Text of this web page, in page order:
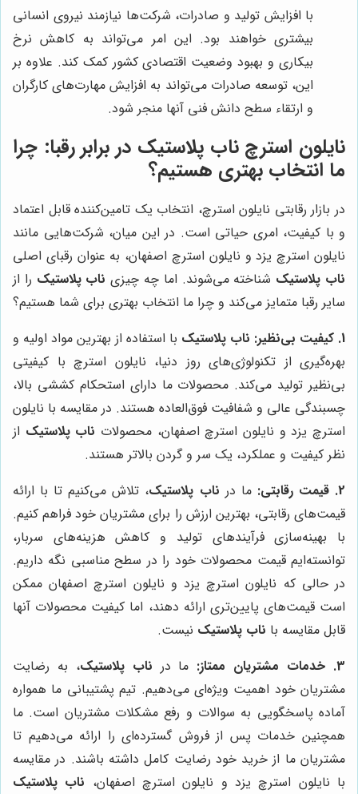
با افزایش تولید و صادرات، شرکت‌ها نیازمند نیروی انسانی
بیشتری خواهند بود. این امر می‌تواند به کاهش نرخ
بیکاری و بهبود وضعیت اقتصادی کشور کمک کند. علاوه بر
این، توسعه صادرات می‌تواند به افزایش مهارت‌های کارگران
و ارتقاء سطح دانش فنی آنها منجر شود.
نایلون استرچناب پلاستیک در برابر رقبا: چرا
ما انتخاب بهتری هستیم؟
در بازار رقابتی نایلون استرچ، انتخاب یک تامین‌کننده قابل اعتماد
و با کیفیت، امری حیاتی است. در این میان، شرکت‌هایی مانند
نایلون استرچ یزد و نایلون استرچ اصفهان، به عنوان رقبای اصلی
ناب پلاستیک شناخته می‌شوند. اما چه چیزی ناب پلاستیک را از
سایر رقبا متمایز می‌کند و چرا ما انتخاب بهتری برای شما هستیم؟
1. کیفیت بی‌نظیر:
ناب پلاستیک با استفاده از بهترین مواد اولیه و
بهره‌گیری از تکنولوژی‌های روز دنیا، نایلون استرچ با کیفیتی
بی‌نظیر تولید می‌کند. محصولات ما دارای استحکام کششی بالا،
چسبندگی عالی و شفافیت فوق‌العاده هستند. در مقایسه با نایلون
استرچ یزد و نایلون استرچ اصفهان، محصولات ناب پلاستیک از
نظر کیفیت و عملکرد، یک سر و گردن بالاتر هستند.
2. قیمت رقابتی:
ما در ناب پلاستیک، تلاش می‌کنیم تا با ارائه
قیمت‌های رقابتی، بهترین ارزش را برای مشتریان خود فراهم کنیم.
با بهینه‌سازی فرآیندهای تولید و کاهش هزینه‌های سربار،
توانسته‌ایم قیمت محصولات خود را در سطح مناسبی نگه داریم.
در حالی که نایلون استرچ یزد و نایلون استرچ اصفهان ممکن
است قیمت‌های پایین‌تری ارائه دهند، اما کیفیت محصولات آنها
قابل مقایسه با ناب پلاستیک نیست.
3. خدمات مشتریان ممتاز:
ما در ناب پلاستیک، به رضایت
مشتریان خود اهمیت ویژه‌ای می‌دهیم. تیم پشتیبانی ما همواره
آماده پاسخگویی به سوالات و رفع مشکلات مشتریان است. ما
همچنین خدمات پس از فروش گسترده‌ای را ارائه می‌دهیم تا
مشتریان ما از خرید خود رضایت کامل داشته باشند. در مقایسه
با نایلون استرچ یزد و نایلون استرچ اصفهان، ناب پلاستیک